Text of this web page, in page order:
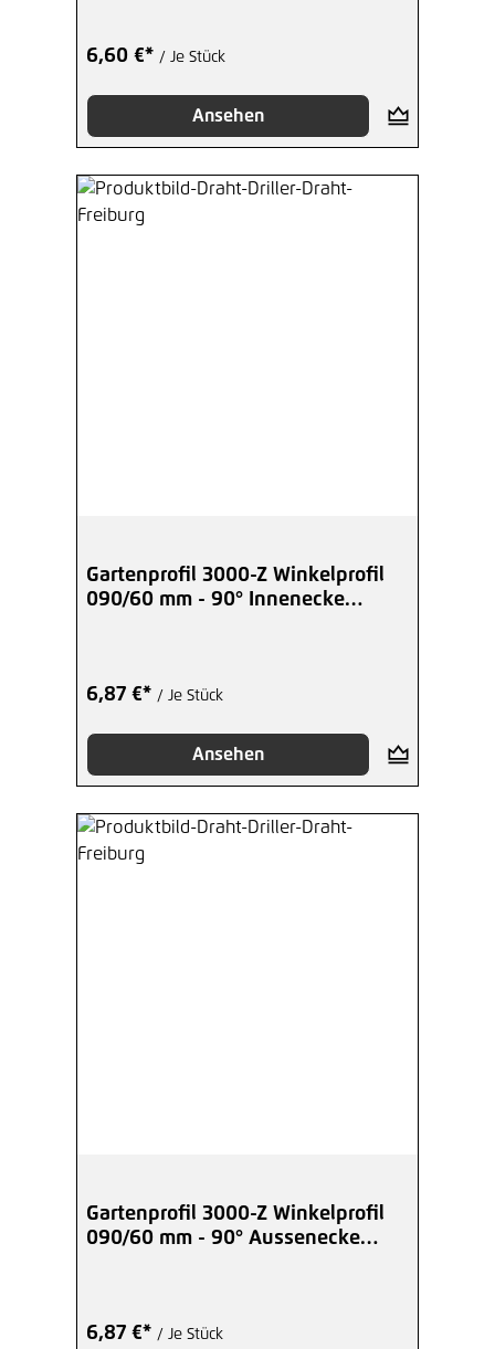
6,60 €* / Je Stück
Ansehen
Gartenprofil 3000-Z Winkelprofil
090/60 mm - 90° Innenecke
6,87 €* / Je Stück
Ansehen
Gartenprofil 3000-Z Winkelprofil
090/60 mm - 90° Aussenecke
6,87 €* / Je Stück